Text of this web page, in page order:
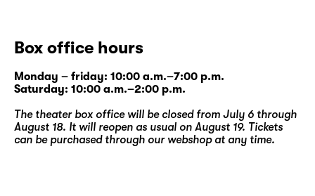
Box office hours
Monday – friday: 10:00 a.m.–7:00 p.m.
Saturday: 10:00 a.m.–2:00 p.m.
The theater box office will be closed from July 6 through
August 18. It will reopen as usual on August 19. Tickets
can be purchased through our webshopat any time.